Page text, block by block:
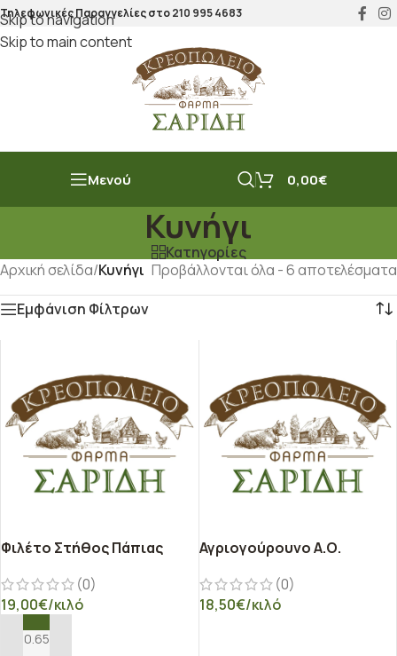
Skip to navigation
Skip to main content
Τηλεφωνικές Παραγγελίες στο210 995 4683
Μενού 0,00€
Κυνήγι
Κατηγορίες
Αρχική σελίδα/Κυνήγι Προβάλλονται όλα - 6 αποτελέσματα
Εμφάνιση Φίλτρων
Φιλέτο Στήθος Πάπιας
(0)
19,00€/κιλό
ΠΡΟΣΘΉΚΗ ΣΤΟ ΚΑΛΆΘΙ
Αγριογούρουνο Α.Ο.
(0)
18,50€/κιλό